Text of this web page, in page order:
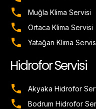
Muğla Klima Servisi
Ortaca Klima Servisi
Yatağan Klima
Hidrofor Servisi
Akyaka Hidrofor
Bodrum Hidrofor